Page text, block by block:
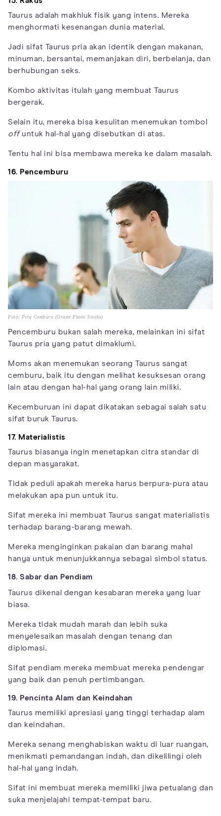
Taurus adalah makhluk fisik yang intens. Mereka
menghormati kesenangan dunia material.
Jadi sifat Taurus pria akan identik dengan makanan,
minuman, bersantai, memanjakan diri, berbelanja, dan
berhubungan seks.
Kombo aktivitas itulah yang membuat Taurus
bergerak.
Selain itu, mereka bisa kesulitan menemukan tombol
offuntuk hal-hal yang disebutkan di atas.
Tentu hal ini bisa membawa mereka ke dalam masalah.
16. Pencemburu
Foto: Pria Cemburu (Orami Photo Stocks)
Pencemburu bukan salah mereka, melainkan ini sifat
Taurus pria yang patut dimaklumi.
Moms akan menemukan seorang Taurus sangat
cemburu, baik itu dengan melihat kesuksesan orang
lain atau dengan hal-hal yang orang lain miliki.
Kecemburuan ini dapat dikatakan sebagai salah satu
sifat buruk Taurus.
17. Materialistis
Taurus biasanya ingin menetapkan citra standar di
depan masyarakat.
Tidak peduli apakah mereka harus berpura-pura atau
melakukan apa pun untuk itu.
Sifat mereka ini membuat Taurus sangat materialistis
terhadap barang-barang mewah.
Mereka menginginkan pakaian dan barang mahal
hanya untuk menunjukkannya sebagai simbol status.
18. Sabar dan Pendiam
Taurus dikenal dengan kesabaran mereka yang luar
biasa.
Mereka tidak mudah marah dan lebih suka
menyelesaikan masalah dengan tenang dan
diplomasi.
Sifat pendiam mereka membuat mereka pendengar
yang baik dan penuh pertimbangan.
19. Pencinta Alam dan Keindahan
Taurus memiliki apresiasi yang tinggi terhadap alam
dan keindahan.
Mereka senang menghabiskan waktu di luar ruangan,
menikmati pemandangan indah, dan dikelilingi oleh
hal-hal yang indah.
Sifat ini membuat mereka memiliki jiwa petualang dan
suka menjelajahi tempat-tempat baru.